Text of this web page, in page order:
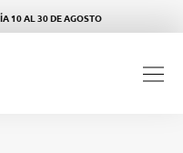
10 AL 30 DE AGOSTO